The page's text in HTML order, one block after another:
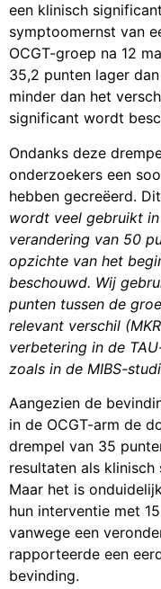
een klinisch
symptoomernst van
OCGT-groep na 12
35,2 punten lager
minder dan het
significant wordt
Ondanks deze
onderzoekers een
hebben gecreëerd.
wordt veel gebruikt
verandering van 50
opzichte van het
beschouwd. Wij
punten tussen de
relevant verschil
verbetering in de
zoals in de MIBS-
Aangezien de
in de OCGT-arm de
drempel van 35
resultaten als
Maar het is
hun interventie met
vanwege een
rapporteerde een
bevinding.